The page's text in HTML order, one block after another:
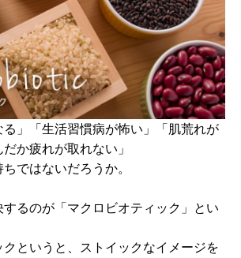
る」「生活習慣病が怖い」「肌荒れが
か疲れが取れない」
ではないだろうか。
るのが「マクロビオティック」とい
というと、ストイックなイメージを